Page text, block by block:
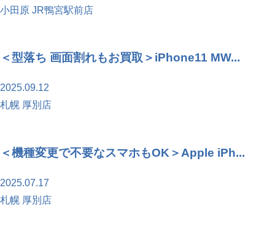
小田原 JR鴨宮駅前店
＜型落ち 画面割れもお買取＞iPhone11 MW...
2025.09.12
札幌 厚別店
＜機種変更で不要なスマホもOK＞Apple iPh...
2025.07.17
札幌 厚別店